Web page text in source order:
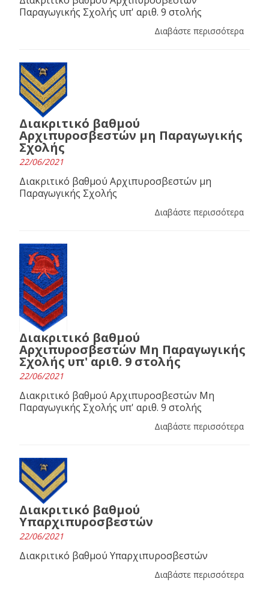
Παραγωγικής Σχολής υπ' αριθ. 9 στολής
Διαβάστε περισσότερα
Διακριτικό βαθμού
Αρχιπυροσβεστών μη Παραγωγικής
Σχολής
22/06/2021
Διακριτικό βαθμού Αρχιπυροσβεστών μη
Παραγωγικής Σχολής
Διαβάστε περισσότερα
Διακριτικό βαθμού
Αρχιπυροσβεστών Μη Παραγωγικής
Σχολής υπ' αριθ. 9 στολής
22/06/2021
Διακριτικό βαθμού Αρχιπυροσβεστών Μη
Παραγωγικής Σχολής υπ' αριθ. 9 στολής
Διαβάστε περισσότερα
Διακριτικό βαθμού
Υπαρχιπυροσβεστών
22/06/2021
Διακριτικό βαθμού Υπαρχιπυροσβεστών
Διαβάστε περισσότερα